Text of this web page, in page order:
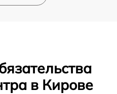
в Кирове